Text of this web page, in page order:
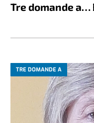
Tre domande a…
TRE DOMANDE A